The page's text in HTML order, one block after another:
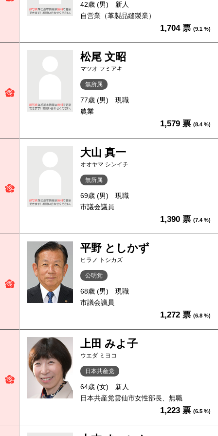
42歳 (男)
新人
自営業（革製品縫製業）
1,704 票 (9.1 %)
松尾 文昭
マツオ フミアキ
無所属
77歳 (男)
現職
農業
1,579 票 (8.4 %)
大山 真一
オオヤマ シンイチ
無所属
69歳 (男)
現職
市議会議員
1,390 票 (7.4 %)
平野 としかず
ヒラノ トシカズ
公明党
68歳 (男)
現職
市議会議員
1,272 票 (6.8 %)
上田 みよ子
ウエダ ミヨコ
日本共産党
64歳 (女)
新人
日本共産党雲仙市女性部長、無職
1,223 票 (6.5 %)